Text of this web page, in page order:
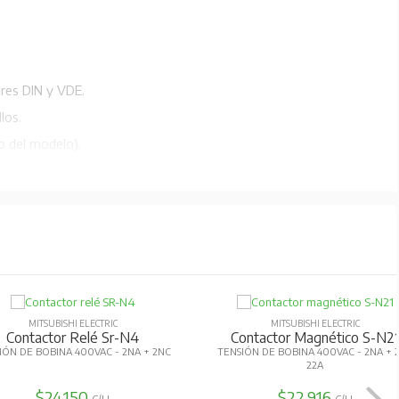
DIN y VDE.
modelo).
y comerciales.
MITSUBISHI ELECTRIC
Magnético Con
MITSUBISHI ELECTRIC
Contactor Relé Sr-T5
VOLTAJE DE LA BOBINA 200VCA -
1NC